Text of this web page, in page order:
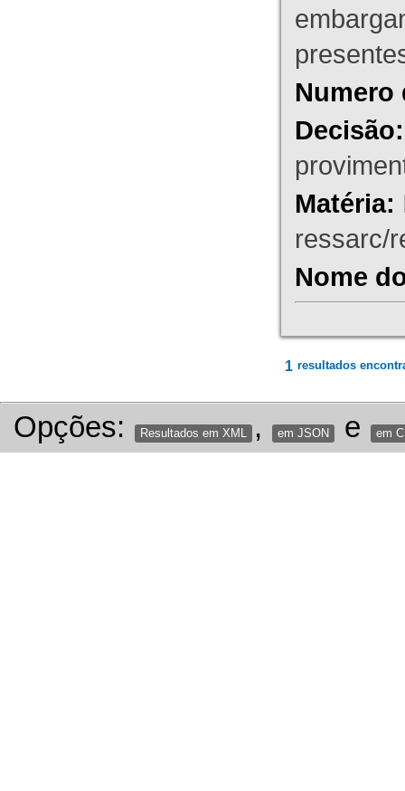
Numero
Decisão:
Matéria:
ressarc/
Nome
1 resultados
Opções: Resultados em XML , em JSON e em